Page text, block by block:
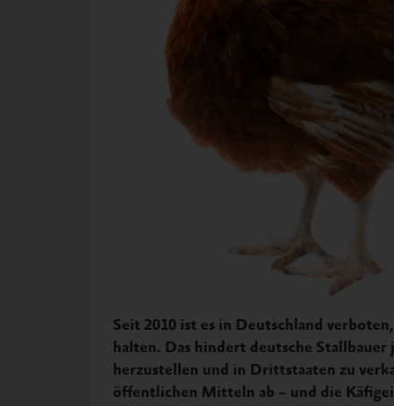
Seit 2010 ist es in Deutschland
halten. Das hindert deutsche
herzustellen und in Drittstaaten zu
öffentlichen Mitteln ab – und die